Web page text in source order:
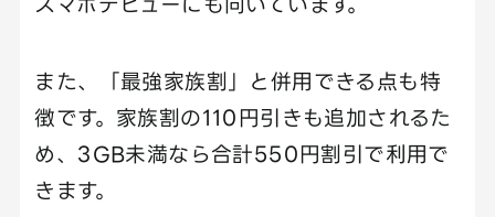
また、「最強家族割」と併用できる点も特
徴です。家族割の110円引きも追加されるた
め、3GB未満なら合計550円割引で利用で
きます。